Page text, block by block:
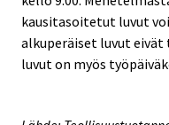
kausitasoitetut luvut
alkuperäiset luvut
luvut on myös